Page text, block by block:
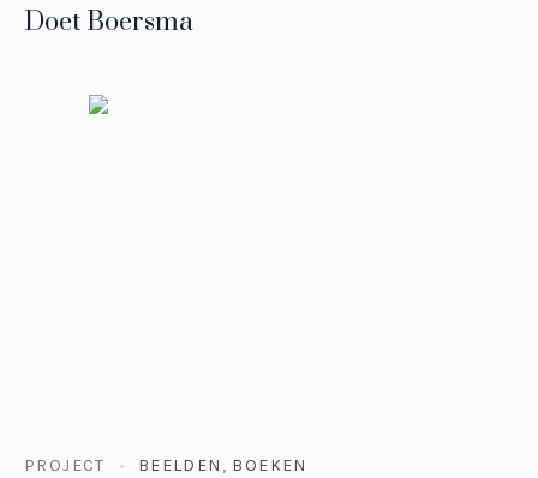
Doet Boersma
PROJECT BEELDEN , BOEKEN